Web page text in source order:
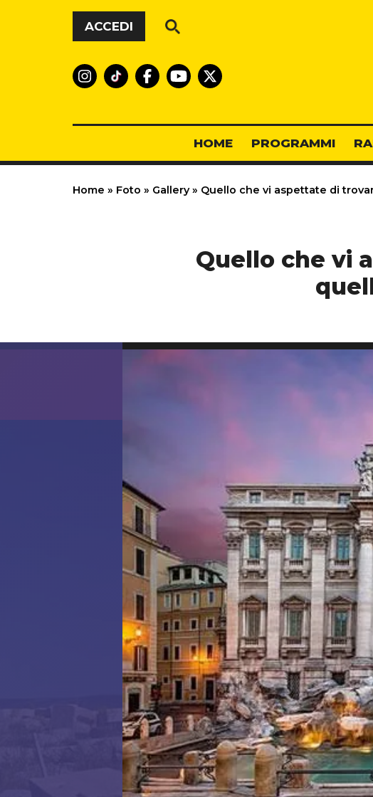
Vai al contenuto
ACCEDI
HOME PROGRAMMI
Home » Foto » Gallery » Quello che vi aspettate di
Quello che vi